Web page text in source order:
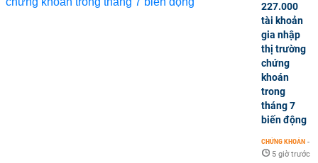
227.000
tài khoản
gia nhập
thị trường
chứng
khoán
trong
tháng 7
biến động
CHỨNG KHOÁN -
5 giờ trước